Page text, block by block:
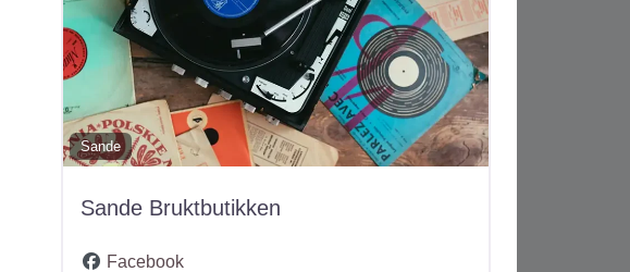
Sande
Sande Bruktbutikken
Facebook